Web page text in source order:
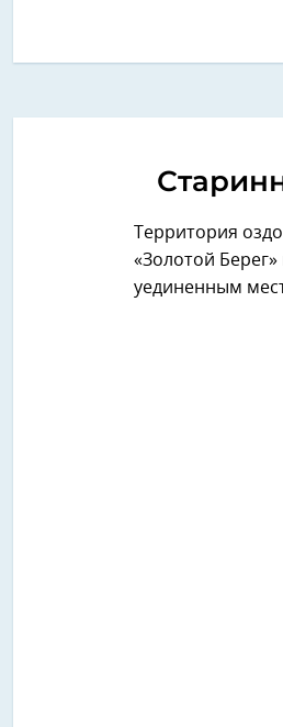
Территория
«Золотой
уединенным